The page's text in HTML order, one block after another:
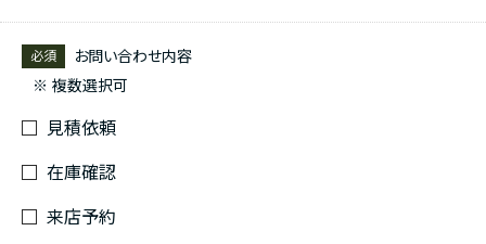
必須
お問い合わせ内容
※ 複数選択可
見積依頼
在庫確認
来店予約